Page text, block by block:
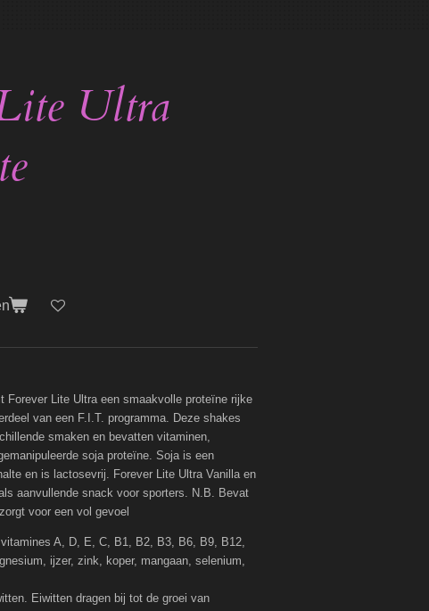
Ultra
Forever Lite Ultra een smaakvolle proteïne rijke
van een F.I.T. programma. Deze shakes
smaken en bevatten vitaminen,
soja proteïne. Soja is een
en is lactosevrij. Forever Lite Ultra Vanilla en
aanvullende snack voor sporters. N.B. Bevat
voor een vol gevoel
A, D, E, C, B1, B2, B3, B6, B9, B12,
ijzer, zink, koper, mangaan, selenium,
Eiwitten dragen bij tot de groei van